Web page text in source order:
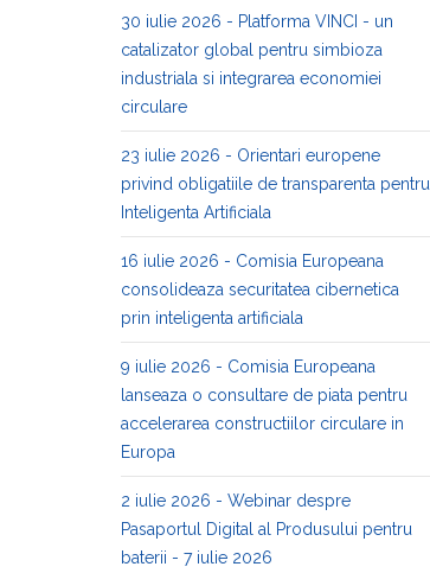
30 iulie 2026 - Platforma VINCI - un
catalizator global pentru simbioza
industriala si integrarea economiei
circulare
23 iulie 2026 - Orientari europene
privind obligatiile de transparenta pentru
Inteligenta Artificiala
16 iulie 2026 - Comisia Europeana
consolideaza securitatea cibernetica
prin inteligenta artificiala
9 iulie 2026 - Comisia Europeana
lanseaza o consultare de piata pentru
accelerarea constructiilor circulare in
Europa
2 iulie 2026 - Webinar despre
Pasaportul Digital al Produsului pentru
baterii - 7 iulie 2026